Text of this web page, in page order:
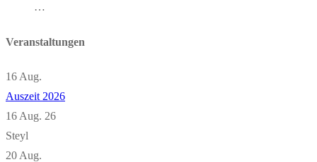
…
Veranstaltungen
16 Aug.
Auszeit 2026
16 Aug. 26
Steyl
20 Aug.